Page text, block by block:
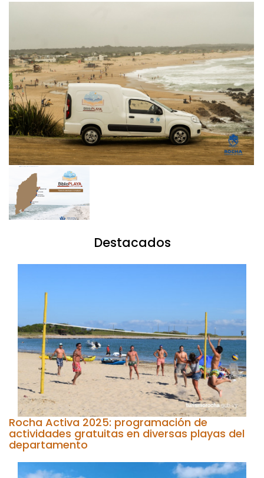
Destacados
Rocha Activa 2025: programación de
actividades gratuitas en diversas playas del
departamento